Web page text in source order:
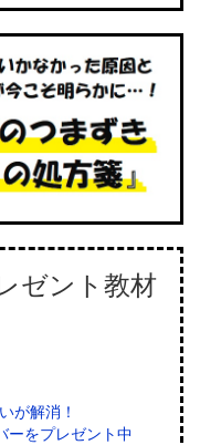
ゼント教材
が解消！
ーをプレゼント中